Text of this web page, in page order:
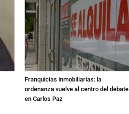
Franquicias inmobiliarias: la
ordenanza vuelve al centro del debate
en Carlos Paz